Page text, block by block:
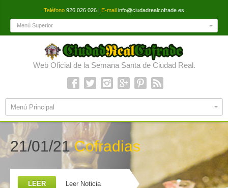
Teléfono 926 026 026 | E-mail info@ciudadrealcofrade.es
Menú Superior
Web Oficial de la Semana Santa de Ciudad Real.
Menú Principal
21/01/21Cofradias
LEER Leer Noticia